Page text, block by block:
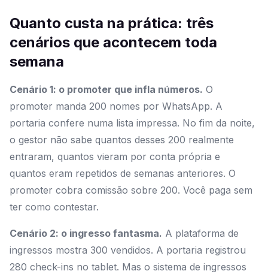
Quanto custa na prática: três
cenários que acontecem toda
semana
Cenário 1: o promoter que infla números. O
promoter manda 200 nomes por WhatsApp. A
portaria confere numa lista impressa. No fim da noite,
o gestor não sabe quantos desses 200 realmente
entraram, quantos vieram por conta própria e
quantos eram repetidos de semanas anteriores. O
promoter cobra comissão sobre 200. Você paga sem
ter como contestar.
Cenário 2: o ingresso fantasma. A plataforma de
ingressos mostra 300 vendidos. A portaria registrou
280 check-ins no tablet. Mas o sistema de ingressos